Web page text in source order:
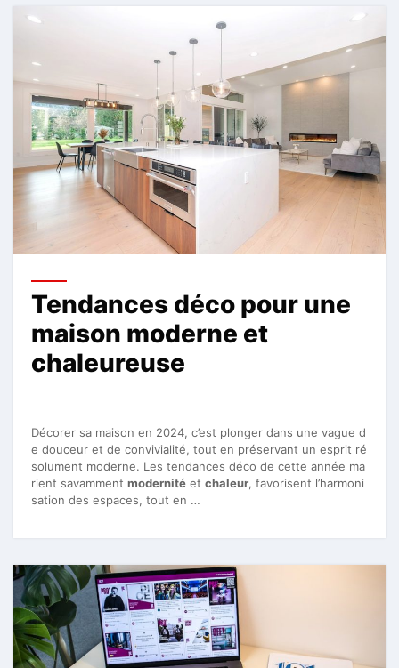
Tendances déco pour une
maison moderne et
chaleureuse
Décorer sa maison en 2024, c’est plonger dans une vague d
e douceur et de convivialité, tout en préservant un esprit ré
solument moderne. Les tendances déco de cette année ma
rient savamment modernité et chaleur, favorisent l’harmoni
sation des espaces, tout en …